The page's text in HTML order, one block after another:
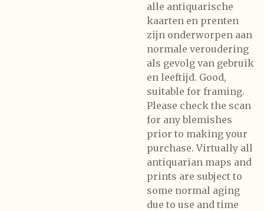
alle antiquarische
kaarten en prenten
zijn onderworpen aan
normale veroudering
als gevolg van gebruik
en leeftijd. Good,
suitable for framing.
Please check the scan
for any blemishes
prior to making your
purchase. Virtually all
antiquarian maps and
prints are subject to
some normal aging
due to use and time